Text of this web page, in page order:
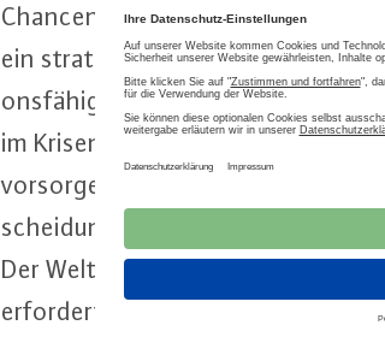
Chan­cen­gleich­heit ist nicht nur
ein stra­te­gi­scher Er­folgs­fak­tor –
ons­fä­hig­keit und für resi­li­en­te
im Kri­sen­fall. Die
vor­sor­ge und sollte Vielfalt und
schei­dungs­struk­tu­ren abbilden.
Der Welt­was­ser­tag 2026
erfordert in­te­grier­tes Handeln.